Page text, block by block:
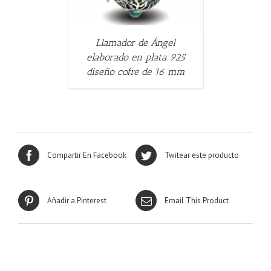
Llamador de Ángel
elaborado en plata 925
diseño cofre de 16 mm
Compartir En Facebook Twitear este producto
Añadir a Pinterest Email This Product